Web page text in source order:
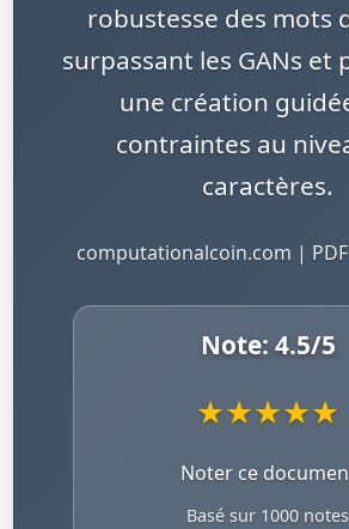
robustesse des mots
surpassant les GANs et
une création
contraintes au
caractères.
computationalcoin.com | PDF
Note: 4.5/5
★★★★★
Noter ce
Basé sur 1000 notes